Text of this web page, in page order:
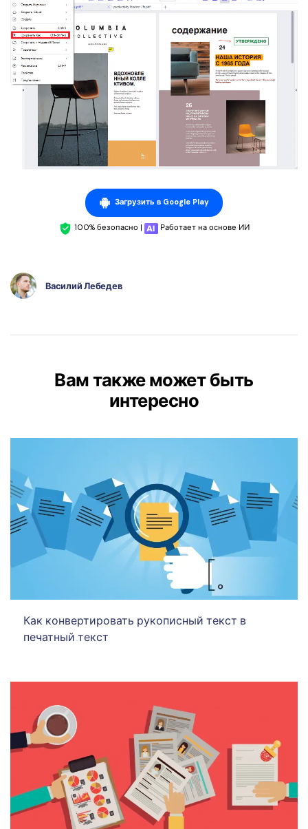
Загрузить в Google Play
100% безопасно | Работает на основе ИИ
Василий Лебедев
Вам также может быть
интересно
Как конвертировать рукописный текст в
печатный текст